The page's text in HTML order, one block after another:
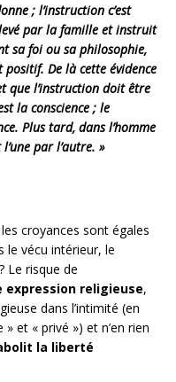
; l’instruction c’est
par la famille et instruit
sa foi ou sa philosophie,
positif. De là cette évidence
que l’instruction doit être
la conscience ; le
Plus tard, dans l’homme
par l’autre. »
croyances sont égales
le vécu intérieur, le
Le risque de
religieuse,
dans l’intimité (en
et « privé ») et n’en rien
la liberté